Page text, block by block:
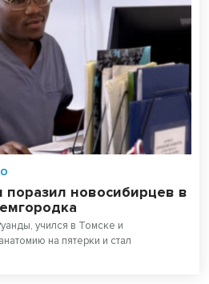
новосибирцев в
учился в Томске и
на пятерки и стал